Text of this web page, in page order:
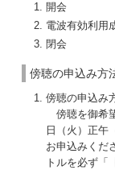
開会
電波有効利用
閉会
傍聴の申込み方
傍聴の申込み
傍聴を御希
日（火）正午
お申込みくだ
トルを必ず「